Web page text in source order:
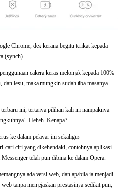
Chrome, dek kerana begitu terikat kepada
(synch).
cakera keras melonjak kepada 100%
dan lesu, maka mungkin sudah tiba masanya
ini, tertanya pilihan kali ini nampaknya
Heheh. Kenapa?
ke dalam pelayar ini sekaligus
cari ciri yang dikehendaki, contohnya aplikasi
telah pun dibina ke dalam Opera.
ada versi web, dan apabila ia menjadi
web tanpa menjejaskan prestasinya sedikit pun,